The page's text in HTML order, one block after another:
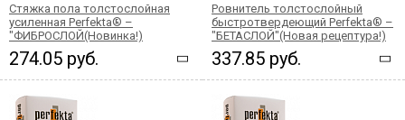
Стяжка пола толстослойная
усиленная Perfekta® –
"ФИБРОСЛОЙ(Новинка!)
274.05 руб.
Ровнитель толстослойный
быстротвердеющий Perfekta® –
"БЕТАСЛОЙ"(Новая рецептура!)
337.85 руб.